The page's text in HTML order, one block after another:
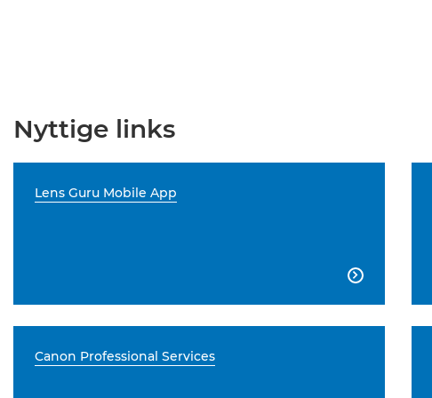
Nyttige links
Lens Guru Mobile App

Canon Professional Services